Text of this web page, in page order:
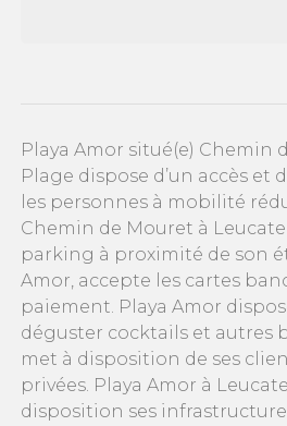
Playa Amor situé(e) Chemin
Plage dispose d’un accès
les personnes à mobilité
Chemin de Mouret à
parking à proximité de son
Amor, accepte les cartes
paiement. Playa Amor
déguster cocktails et autres
met à disposition de ses
privées. Playa Amor à
disposition ses